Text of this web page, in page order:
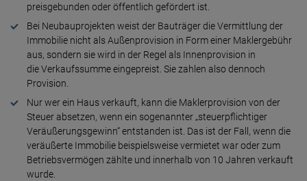
preisgebunden oder öffentlich gefördert ist.
Bei Neubauprojekten weist der Bauträger die Vermittlung der
Immobilie nicht als Außenprovision in Form einer Maklergebühr
aus, sondern sie wird in der Regel als Innenprovision in
die Verkaufssumme eingepreist. Sie zahlen also dennoch
Provision.
Nur wer ein Haus verkauft, kann die Maklerprovision von der
Steuer absetzen, wenn ein sogenannter „steuerpflichtiger
Veräußerungsgewinn“ entstanden ist. Das ist der Fall, wenn die
veräußerte Immobilie beispielsweise vermietet war oder zum
Betriebsvermögen zählte und innerhalb von 10 Jahren verkauft
wurde.